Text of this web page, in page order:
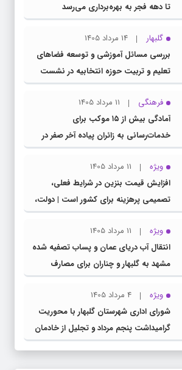
تا دهه فجر به بهره‌برداری می‌رسد
گلبهار
14 مرداد 1405
بررسی مسائل آموزشی و توسعه فضاهای
تعلیم و تربیت حوزه انتخابیه در نشست
مشترک عضو کمیسیون آموزش مجلس با
مدیرکل آموزش و پرورش خراسان رضوی
فرهنگی
11 مرداد 1405
آمادگی بیش از ۱۵ موکب برای
خدمات‌رسانی به زائران پیاده آخر صفر در
شهرستان چناران
ویژه
11 مرداد 1405
افزایش قیمت بنزین در شرایط فعلی،
تصمیمی پرهزینه برای کشور است | دولت،
قاچاق سوخت و عوامل اصلی ناترازی را
محدود کند، نه سفره مردم
ویژه
11 مرداد 1405
انتقال آب دریای عمان و پساب تصفیه شده
مشهد به گلبهار و چناران برای مصارف
صنعتی و کشاورزی | لزوم تسریع در اجرای
پروژه‌های قطار و آزادراه مشهد- گلبهار-
چناران
ویژه
4 مرداد 1405
شورای اداری شهرستان گلبهار با محوریت
گرامیداشت پنجم مرداد و تجلیل از خادمان
عرصه نماز برگزار شد